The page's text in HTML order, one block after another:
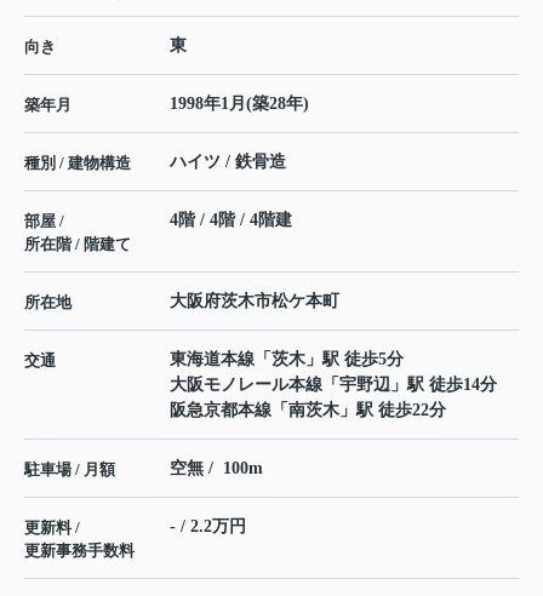
向き 東
築年月 1998年1月(築28年)
種別 / 建物構造 ハイツ / 鉄骨造
部屋 /
所在階 / 階建て
4階 / 4階 / 4階建
所在地 大阪府茨木市松ケ本町
交通 東海道本線 「 茨木 」駅 徒歩5分
大阪モノレール本線 「 宇野辺 」駅 徒歩14分
阪急京都本線 「 南茨木 」駅 徒歩22分
駐車場 / 月額 空無 / 100m
更新料 /
更新事務手数料
- / 2.2万円